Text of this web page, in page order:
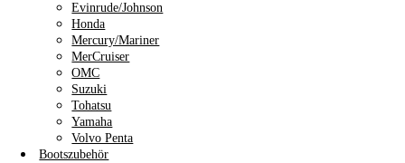
Evinrude/Johnson
Honda
Mercury/Mariner
MerCruiser
OMC
Suzuki
Tohatsu
Yamaha
Volvo Penta
Bootszubehör